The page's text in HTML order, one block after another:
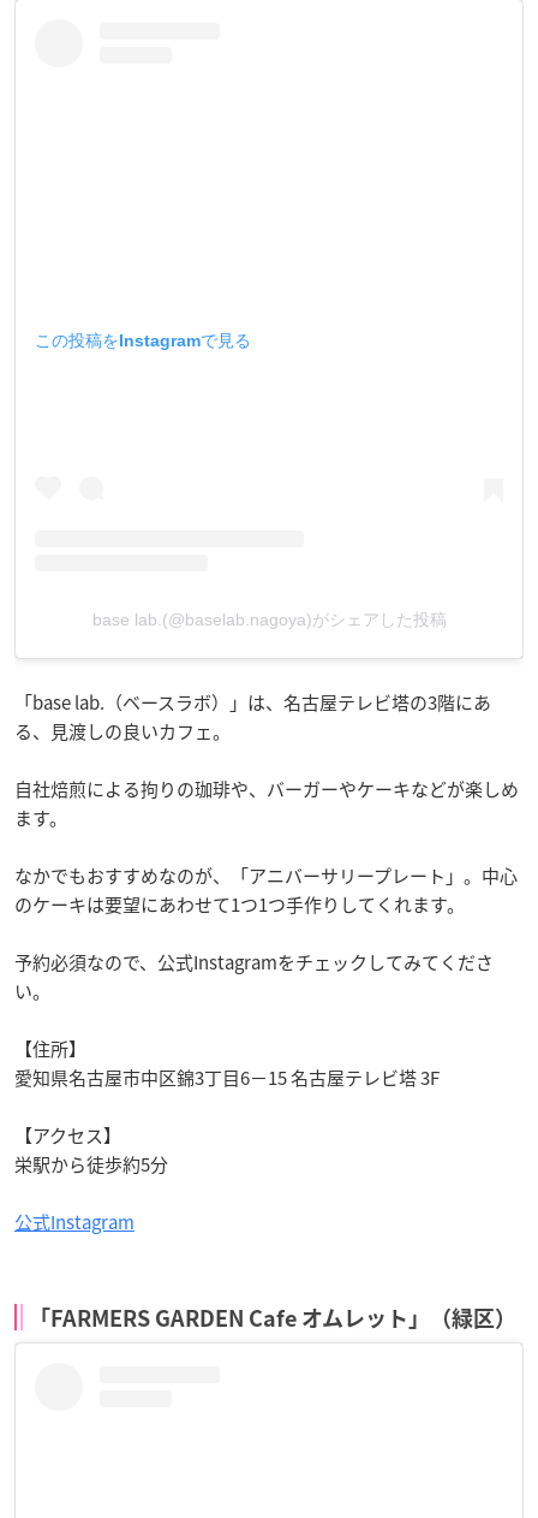
この投稿をInstagramで見る
base lab.(@baselab.nagoya)がシェアした投稿
「base lab.（ベースラボ）」は、名古屋テレビ塔の3階にあ
る、見渡しの良いカフェ。
自社焙煎による拘りの珈琲や、バーガーやケーキなどが楽しめ
ます。
なかでもおすすめなのが、「アニバーサリープレート」。中心
のケーキは要望にあわせて1つ1つ手作りしてくれます。
予約必須なので、公式Instagramをチェックしてみてくださ
い。
【住所】
愛知県名古屋市中区錦3丁目6−15 名古屋テレビ塔 3F
【アクセス】
栄駅から徒歩約5分
公式Instagram
「FARMERS GARDEN Cafe オムレット」（緑区）